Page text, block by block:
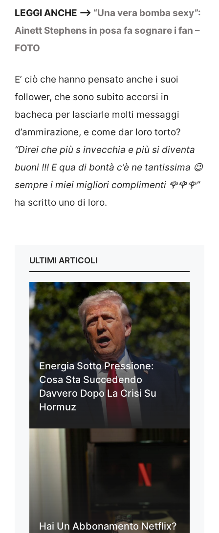
LEGGI ANCHE –> “Una vera bomba sexy”:
Ainett Stephens in posa fa sognare i fan –
FOTO
E’ ciò che hanno pensato anche i suoi
follower, che sono subito accorsi in
bacheca per lasciarle molti messaggi
d’ammirazione, e come dar loro torto?
“Direi che più s invecchia e più si diventa
buoni !!! E qua di bontà c’è ne tantissima 😉
sempre i miei migliori complimenti 🌹🌹🌹”
ha scritto uno di loro.
ULTIMI ARTICOLI
Energia Sotto Pressione:
Cosa Sta Succedendo
Davvero Dopo La Crisi Su
Hormuz
Hai Un Abbonamento Netflix?